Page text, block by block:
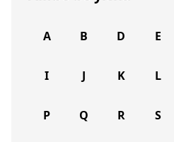
A B D E
I J K L
P Q R S